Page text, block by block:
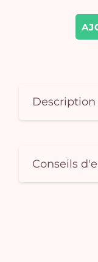
Description
Conseils